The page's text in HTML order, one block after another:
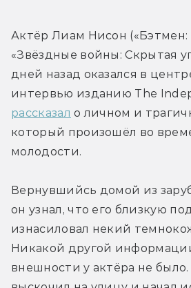
Актёр Лиам Нисон («Бэтмен:
«Звёздные войны: Скрытая
дней назад оказался в
интервью изданию The
рассказал о личном и
который произошёл во
молодости.
Вернувшийсь домой из
он узнал, что его близкую
изнасиловал некий
Никакой другой
внешности у актёра не было.